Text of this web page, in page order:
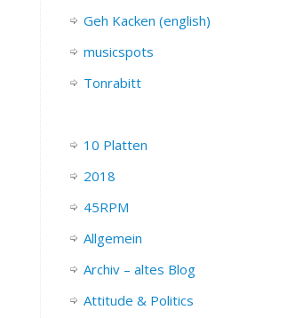
Geh Kacken (english)
musicspots
Tonrabitt
10 Platten
2018
45RPM
Allgemein
Archiv – altes Blog
Attitude & Politics